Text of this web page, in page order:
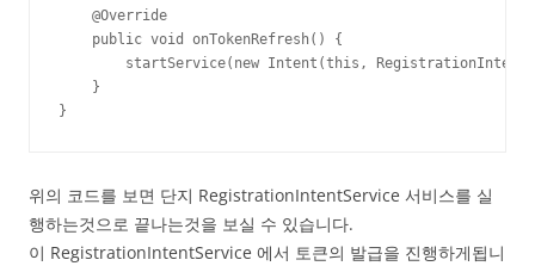
    @Override
    public void onTokenRefresh() {
startService(new Intent(this,
    }
}
위의 코드를 보면 단지 RegistrationIntentService 서비스를 실
행하는것으로 끝나는것을 보실 수 있습니다.
이 RegistrationIntentService 에서 토큰의 발급을 진행하게됩니